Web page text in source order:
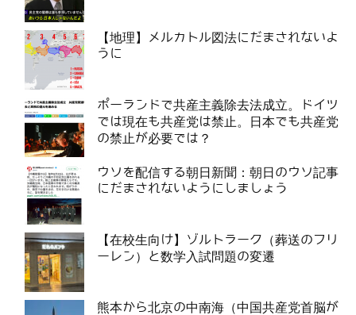
【地理】メルカトル図法にだまされないよ
うに
ポーランドで共産主義除去法成立。ドイツ
では現在も共産党は禁止。日本でも共産党
の禁止が必要では？
ウソを配信する朝日新聞：朝日のウソ記事
にだまされないようにしましょう
【在校生向け】ゾルトラーク（葬送のフリ
ーレン）と数学入試問題の変遷
熊本から北京の中南海（中国共産党首脳が